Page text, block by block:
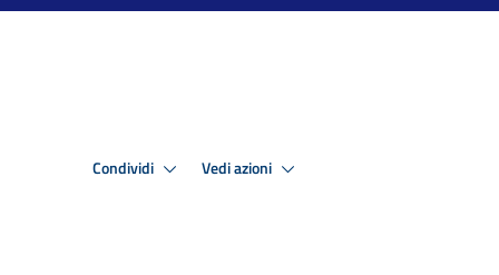
Condividi Vedi azioni